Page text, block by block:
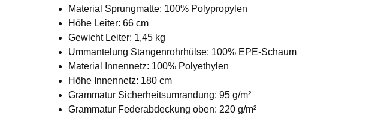
Material Sprungmatte: 100% Polypropylen
Höhe Leiter: 66 cm
Gewicht Leiter: 1,45 kg
Ummantelung Stangenrohrhülse: 100% EPE-Schaum
Material Innennetz: 100% Polyethylen
Höhe Innennetz: 180 cm
Grammatur Sicherheitsumrandung: 95 g/m²
Grammatur Federabdeckung oben: 220 g/m²